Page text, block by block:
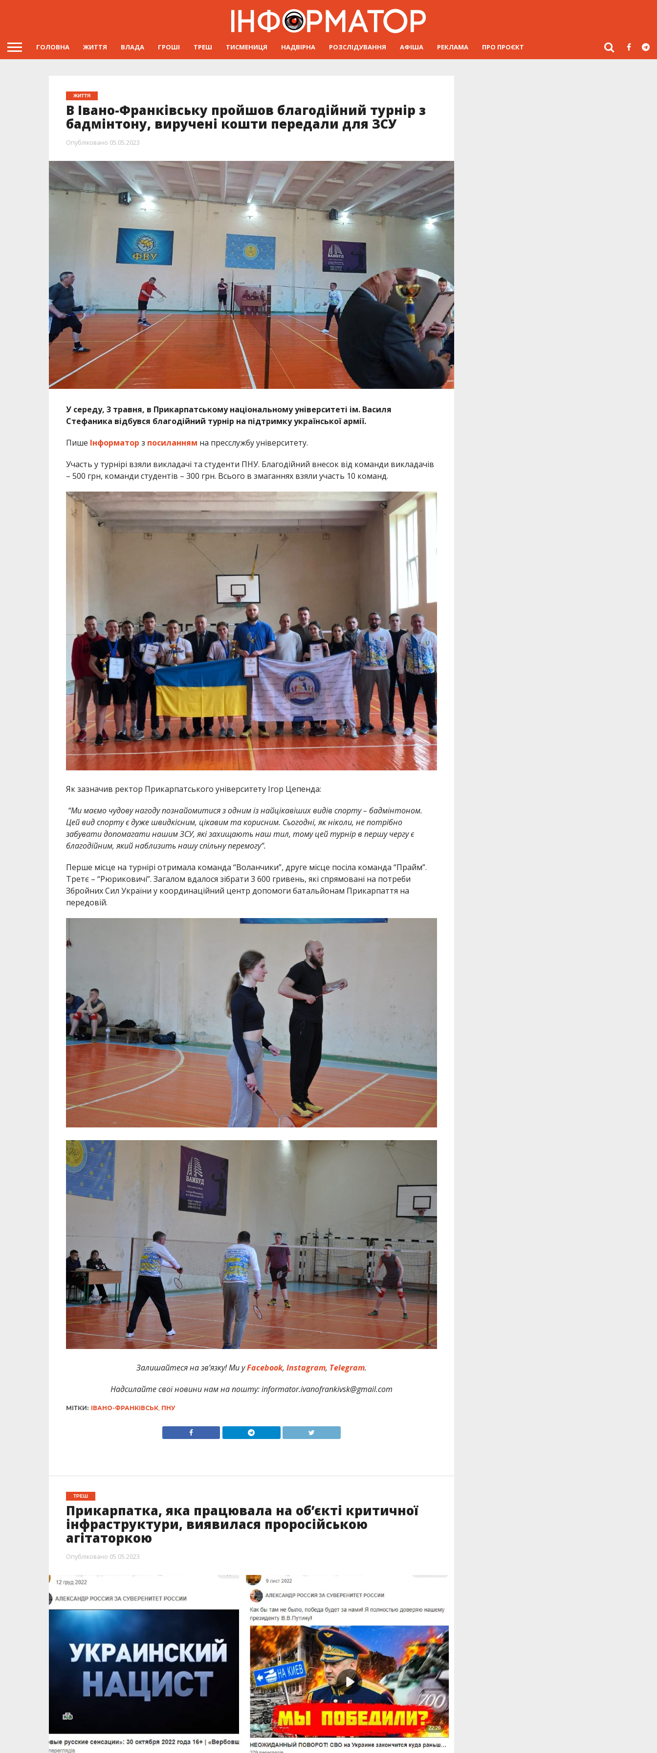
ГОЛОВНА ЖИТТЯ ВЛАДА ГРОШІ ТРЕШ ТИСМЕНИЦЯ НАДВІРНА РОЗСЛІДУВАННЯ АФІША РЕКЛАМА ПРО ПРОЄКТ
ЖИТТЯ
В Івано-Франківську пройшов благодійний турнір з
бадмінтону, виручені кошти передали для ЗСУ
Опубліковано 05.05.2023
У середу, 3 травня, в Прикарпатському національному університеті ім. Василя
Стефаника відбувся благодійний турнір на підтримку української армії.
Пише Інформатор з посиланням на пресслужбу університету.
Участь у турнірі взяли викладачі та студенти ПНУ. Благодійний внесок від команди викладачів
– 500 грн, команди студентів – 300 грн. Всього в змаганнях взяли участь 10 команд.
Як зазначив ректор Прикарпатського університету Ігор Цепенда:
“Ми маємо чудову нагоду познайомитися з одним із найцікавіших видів спорту – бадмінтоном.
Цей вид спорту є дуже швидкісним, цікавим та корисним. Сьогодні, як ніколи, не потрібно
забувати допомагати нашим ЗСУ, які захищають наш тил, тому цей турнір в першу чергу є
благодійним, який наблизить нашу спільну перемогу”.
Перше місце на турнірі отримала команда “Воланчики”, друге місце посіла команда “Прайм”.
Третє – “Рюриковичі”. Загалом вдалося зібрати 3 600 гривень, які спрямовані на потреби
Збройних Сил України у координаційний центр допомоги батальйонам Прикарпаття на
передовій.
Залишайтеся на зв’язку! Ми уFacebook, Instagram, Telegram.
Надсилайте свої новини нам на пошту: informator.ivanofrankivsk@gmail.com
МІТКИ: ІВАНО-ФРАНКІВСЬК, ПНУ
ТРЕШ
Прикарпатка, яка працювала на об’єкті критичної
інфраструктури, виявилася проросійською
агітаторкою
Опубліковано 05.05.2023